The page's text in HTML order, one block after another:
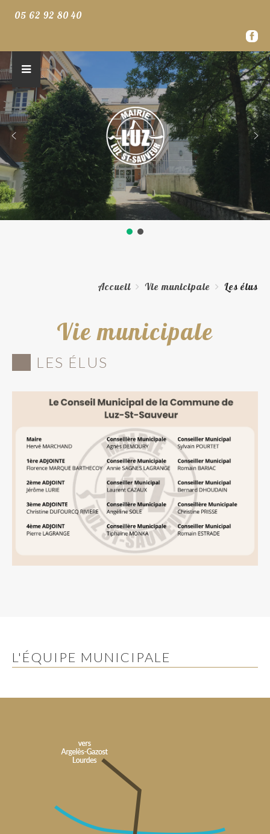
05 62 92 80 40
Accueil Vie municipale Les élus
Vie municipale
LES ÉLUS
L'ÉQUIPE MUNICIPALE